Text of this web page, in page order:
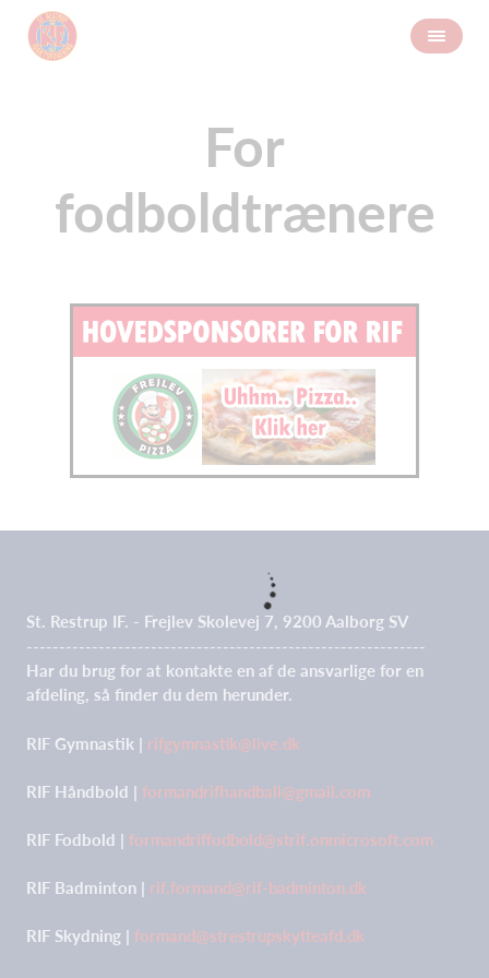
For
fodboldtrænere
St. Restrup IF. - Frejlev Skolevej 7, 9200 Aalborg SV
-------------------------------------------------------------
Har du brug for at kontakte en af de ansvarlige for en
afdeling, så finder du dem herunder.
RIF Gymnastik | rifgymnastik@live.dk
RIF Håndbold | formandrifhandball@gmail.com
RIF Fodbold | formandriffodbold@strif.onmicrosoft.com
RIF Badminton | rif.formand@rif-badminton.dk
RIF Skydning | formand@strestrupskytteafd.dk